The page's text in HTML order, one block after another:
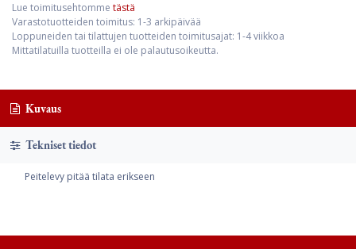
Lue toimitusehtomme tästä
Varastotuotteiden toimitus: 1-3 arkipäivää
Loppuneiden tai tilattujen tuotteiden toimitusajat: 1-4 viikkoa
Mittatilatuilla tuotteilla ei ole palautusoikeutta.
Kuvaus
Tekniset tiedot
Peitelevy pitää tilata erikseen